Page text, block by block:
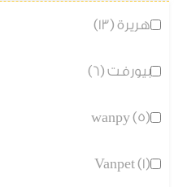
هريرة (13)
بيورفت (6)
wanpy (5)
Vanpet (1)